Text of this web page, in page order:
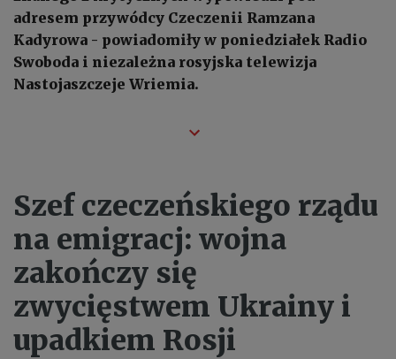
adresem przywódcy Czeczenii Ramzana
Kadyrowa - powiadomiły w poniedziałek Radio
Swoboda i niezależna rosyjska telewizja
Nastojaszczeje Wriemia.
Szef czeczeńskiego rządu
na emigracj: wojna
zakończy się
zwycięstwem Ukrainy i
upadkiem Rosji